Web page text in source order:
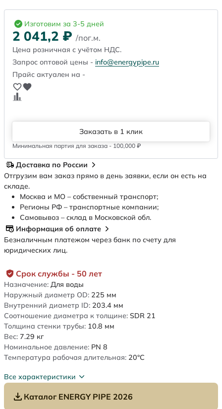
Срок службы - 50 лет
Назначение: Для воды
Наружный диаметр OD: 225 мм
Внутренний диаметр ID: 203.4 мм
Соотношение диаметра к толщине: SDR 21
Толщина стенки трубы: 10.8 мм
Вес: 7.29 кг
Номинальное давление: PN 8
Температура рабочая длительная: 20°C
Все характеристики
Каталог ENERGY PIPE 2026
Изготовим за 3-5 дней
2 041,2 ₽ /пог.м.
Цена розничная с учётом НДС.
Запрос оптовой цены - info@energypipe.ru
Прайс актуален на -
Заказать в 1 клик
Минимальная партия для заказа - 100,000 ₽
Доставка по России
Отгрузим вам заказ прямо в день заявки, если он есть на
складе.
Москва и МО – собственный транспорт;
Регионы РФ – транспортные компании;
Самовывоз – склад в Московской обл.
Информация об оплате
Безналичным платежом через банк по счету для
юридических лиц.